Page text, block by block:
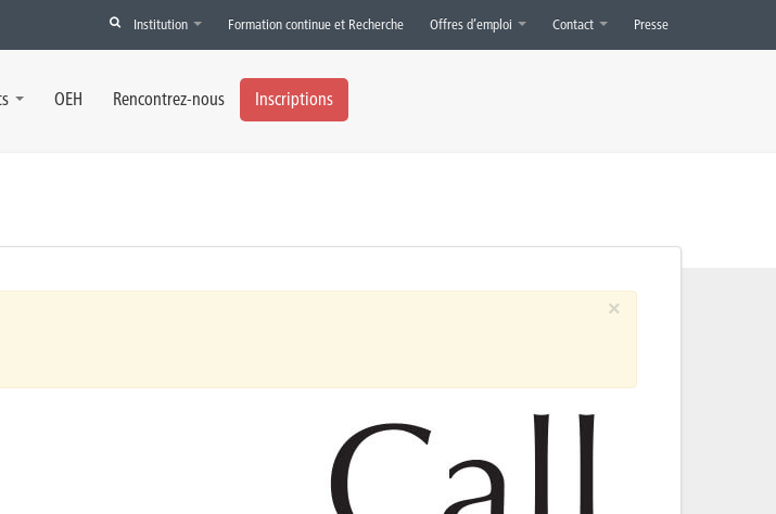
Institution Formation continue et Recherche Offres d’emploi Contact Presse
OEH Rencontrez-nous Inscriptions
×